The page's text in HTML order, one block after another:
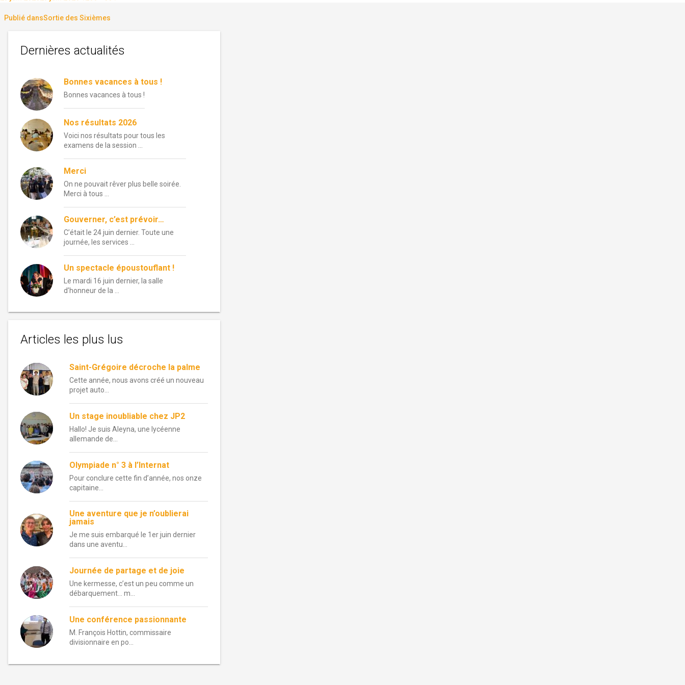
Navigation
de
l’article
Publié dansSortie des Sixièmes
Dernières actualités
Bonnes vacances à tous !
Bonnes vacances à tous !
Nos résultats 2026
Voici nos résultats pour tous les
examens de la session …
Merci
On ne pouvait rêver plus belle soirée.
Merci à tous …
Gouverner, c’est prévoir…
C’était le 24 juin dernier. Toute une
journée, les services …
Un spectacle époustouflant !
Le mardi 16 juin dernier, la salle
d’honneur de la …
Articles les plus lus
Saint-Grégoire décroche la palme
Cette année, nous avons créé un nouveau
projet auto...
Un stage inoubliable chez JP2
Hallo! Je suis Aleyna, une lycéenne
allemande de...
Olympiade n° 3 à l’Internat
Pour conclure cette fin d’année, nos onze
capitaine...
Une aventure que je n’oublierai
jamais
Je me suis embarqué le 1er juin dernier
dans une aventu...
Journée de partage et de joie
Une kermesse, c’est un peu comme un
débarquement… m...
Une conférence passionnante
M. François Hottin, commissaire
divisionnaire en po...